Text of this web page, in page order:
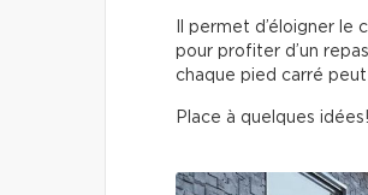
Il permet d’éloigner
pour profiter d’un
chaque pied carré
Place à quelques idées!